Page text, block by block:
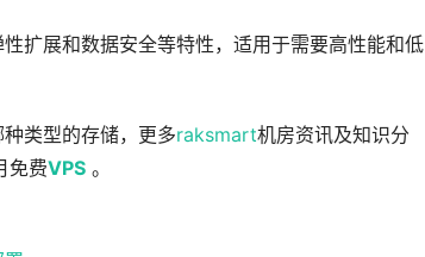
扩展和数据安全等特性，适用于需要高性能和低
类型的存储，更多raksmart机房资讯及知识分
免费VPS 。